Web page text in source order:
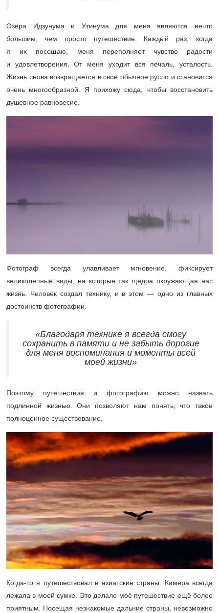
Озёра Идзунума и Утинума для меня являются нечто
большим, чем просто путешествие. Каждый раз, когда
я их посещаю, меня переполняет чувство радости
и удовлетворения. От меня уходит вся печаль, усталость.
Жизнь снова возвращается в своё обычное русло и становится
очень многообразной. Я прихожу сюда, чтобы восстановить
душевное равновесие.
Фотограф всегда улавливает мгновение, фиксирует
великолепные виды, на которые так щедра окружающая нас
жизнь. Человек создал технику, и в этом — одно из главных
достоинств фотографии.
«Благодаря технике я всегда смогу
сохранить в памяти и не забыть дорогие
для меня воспоминания и моменты всей
моей жизни»
Поэтому путешествия и фотографию можно назвать
подлинной жизнью. Они позволяют нам понять, что такое
полноценное существование.
Когда-то я путешествовал в азиатские страны. Камера всегда
лежала в моей сумке. Это делало моё путешествие ещё более
приятным. Посещая незнакомые дальние страны, невозможно